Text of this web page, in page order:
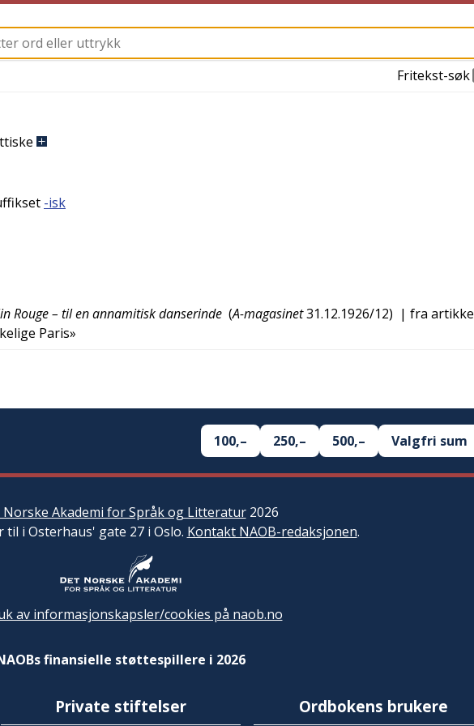
Fritekst-søk
-isk
Rouge – til en annamitisk danserinde (A-magasinet31.12.1926/12) | fra
Paris»
100,– 250,– 500,– Valgfri sum
Norske Akademi for Språk og Litteratur2026
til i Osterhaus' gate 27 i Oslo. Kontakt NAOB-redaksjonen.
av informasjonskapsler/cookies på naob.no
finansielle støttespillere i 2026
Private stiftelser Ordbokens brukere